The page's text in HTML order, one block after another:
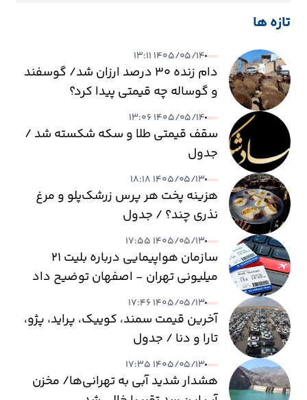
تازه ها
۱۴۰۵/۰۵/۱۴ ۱۳:۱۱
دام زنده ۳۰ درصد ارزان شد/ گوسفند
و گوساله چه قیمتی پیدا کرد؟
۱۴۰۵/۰۵/۱۴ ۱۳:۰۶
سقف قیمتی طلا و سکه شکسته شد /
جدول
۱۴۰۵/۰۵/۱۳ ۱۸:۱۸
هزینه پخت هر پرس زرشک‌پلو و مرغ
نذری چند؟ / جدول
۱۴۰۵/۰۵/۱۳ ۱۷:۵۵
سازمان هواپیمایی درباره بلیت ۲۱
میلیونی تهران - اصفهان توضیح داد
۱۴۰۵/۰۵/۱۳ ۱۷:۴۶
آخرین قیمت سمند، کوییک، پراید، پژو،
تارا و دنا / جدول
۱۴۰۵/۰۵/۱۳ ۱۷:۳۵
هشدار شدید آبی به تهرانی‌ها/ مخزن